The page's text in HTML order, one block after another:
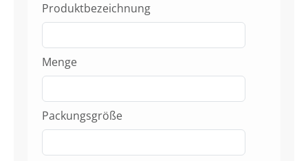
Produktbezeichnung
Menge
Packungsgröße